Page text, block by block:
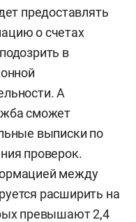
предоставлять
о счетах
в
А
сможет
выписки по
проверок.
между
расширить на
превышают 2,4